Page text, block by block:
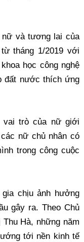
nữ và tương lai của
tháng 1/2019 với
học công nghệ
đất nước thích ứng
vai trò của nữ giới
nữ chủ nhân có
trong công cuộc
chịu ảnh hưởng
gây ra. Theo Chủ
Hà, những năm
tới nền kinh tế